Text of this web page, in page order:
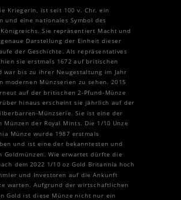
Kriegerin, ist seit 100 v. Chr. ein
und eine nationales Symbol des
Sie repräsentiert Macht und
Darstellung der Einheit dieser
der Geschichte. Als repräsentatives
sie erstmals 1672 auf britischen
war bis zu ihrer Neugestaltung im Jahr
modernen Münzserien zu sehen. 2015
auf der britischen 2-Pfund-Münze
hinaus erscheint sie jährlich auf der
Münzserie. Sie ist eine der
Münzen der Royal Mints. Die 1/10 Unze
Münze wurde 1987 erstmals
und ist eine der bekanntesten und
Goldmünzen. Wie erwartet dürfte die
dem 2022 1/10 oz Gold Britannia hoch
und Investoren auf die Ankunft
warten. Aufgrund der wirtschaftlichen
Gold ist diese Münze nicht nur ein